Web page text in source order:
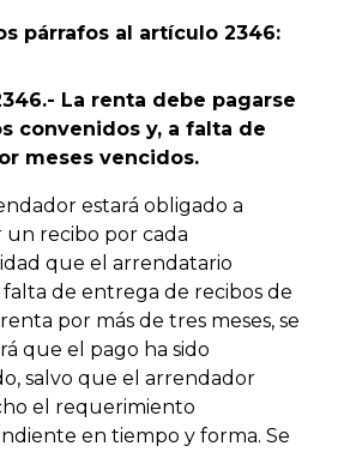
párrafos al artículo 2346:
La renta debe pagarse
convenidos y, a falta de
meses vencidos.
estará obligado a
recibo por cada
que el arrendatario
falta de entrega de recibos de
por más de tres meses, se
que el pago ha sido
salvo que el arrendador
el requerimiento
en tiempo y forma. Se